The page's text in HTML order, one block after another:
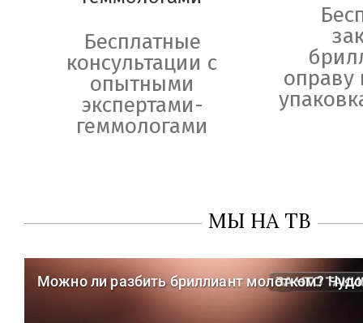
Бесплатные
консультации с
опытными
экспертами-
геммологами
оправу
МЫ НА ТВ